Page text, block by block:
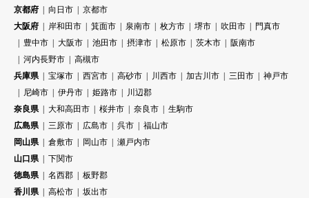
京都府
向日市
京都市
大阪府
岸和田市 箕面市 泉南市 枚方市 堺市 吹田市
門真市
豊中市
大阪市 池田市 摂津市 松原市 茨木市
阪南市
河内長野市
高槻市
兵庫県
宝塚市 西宮市 高砂市 川西市 加古川市 三田市
神戸市
尼崎市
伊丹市 姫路市
川辺郡
奈良県
大和高田市 桜井市 奈良市
生駒市
広島県
三原市 広島市 呉市
福山市
岡山県
倉敷市 岡山市
瀬戸内市
山口県
下関市
徳島県
名西郡
板野郡
香川県
高松市
坂出市